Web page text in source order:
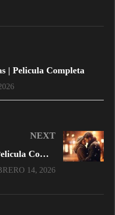
| Pelicula Completa
NEXT
La Culpa Es Del Amor | Pelicula Completa
14, 2026